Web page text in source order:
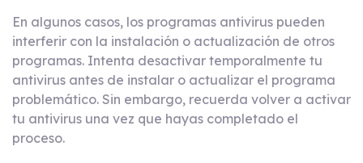
En algunos casos, los programas antivirus pueden
interferir con la instalación o actualización de otros
programas. Intenta desactivar temporalmente tu
antivirus antes de instalar o actualizar el programa
problemático. Sin embargo, recuerda volver a activar
tu antivirus una vez que hayas completado el
proceso.